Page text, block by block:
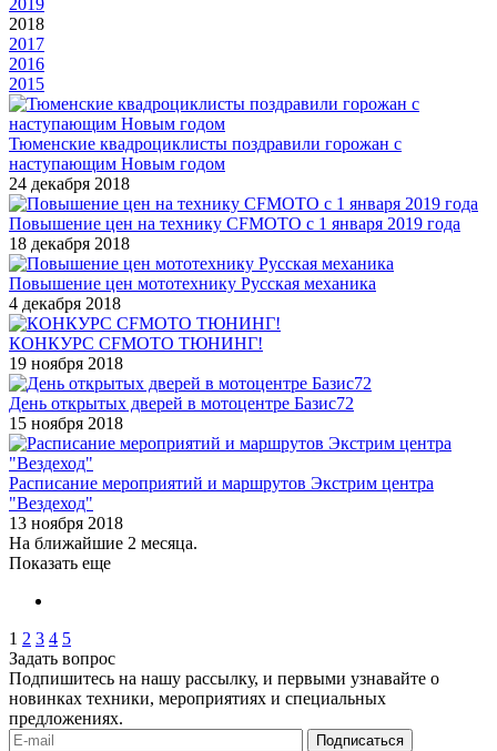
2019
2018
2017
2016
2015
Тюменские квадроциклисты поздравили горожан с
наступающим Новым годом
24 декабря 2018
Повышение цен на технику CFMOTO c 1 января 2019 года
18 декабря 2018
Повышение цен мототехнику Русская механика
4 декабря 2018
КОНКУРС CFMOTO ТЮНИНГ!
19 ноября 2018
День открытых дверей в мотоцентре Базис72
15 ноября 2018
Расписание мероприятий и маршрутов Экстрим центра
"Вездеход"
13 ноября 2018
На ближайшие 2 месяца.
Показать еще
1 2 3 4 5
Задать вопрос
Подпишитесь на нашу рассылку, и первыми узнавайте о
новинках техники, мероприятиях и специальных
предложениях.